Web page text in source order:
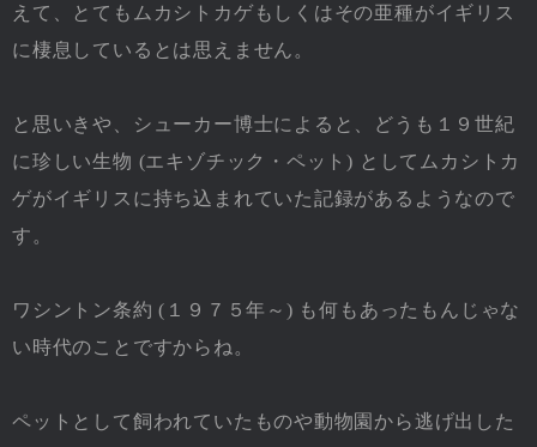
えて、とてもムカシトカゲもしくはその亜種がイギリス
に棲息しているとは思えません。
と思いきや、シューカー博士によると、どうも１９世紀
に珍しい生物 (エキゾチック・ペット) としてムカシトカ
ゲがイギリスに持ち込まれていた記録があるようなので
す。
ワシントン条約 (１９７５年～) も何もあったもんじゃな
い時代のことですからね。
ペットとして飼われていたものや動物園から逃げ出した